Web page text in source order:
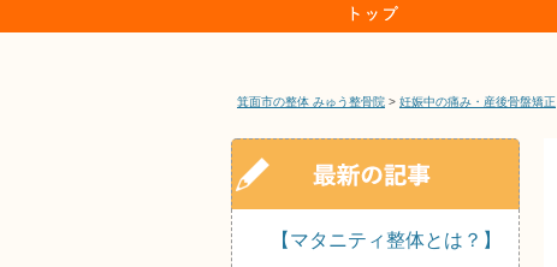
箕面市牧落で人気のみゅう整骨院
箕面市の整体 みゅう整骨院 > 妊娠中の痛み・産後骨盤矯正
【マタニティ整体とは？】